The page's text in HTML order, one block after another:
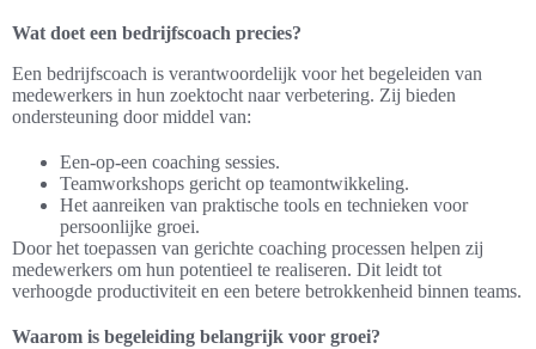
Wat doet een bedrijfscoach precies?
Een bedrijfscoach is verantwoordelijk voor het begeleiden van
medewerkers in hun zoektocht naar verbetering. Zij bieden
ondersteuning door middel van:
Een-op-een coaching sessies.
Teamworkshops gericht op teamontwikkeling.
Het aanreiken van praktische tools en technieken voor
persoonlijke groei.
Door het toepassen van gerichte coaching processen helpen zij
medewerkers om hun potentieel te realiseren. Dit leidt tot
verhoogde productiviteit en een betere betrokkenheid binnen teams.
Waarom is begeleiding belangrijk voor groei?